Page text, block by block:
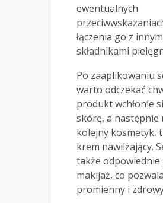
ewentualnych
łączenia go z
składnikami
Po zaaplikowaniu
warto odczekać
produkt wchłonie
skórę, a następnie
kolejny kosmetyk,
krem nawilżający.
także odpowiednie
makijaż, co
promienny i